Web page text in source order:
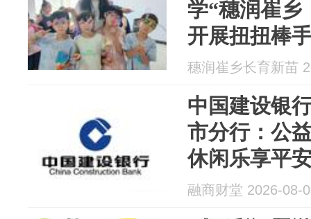
学“穗润崔乡
开展扭扭棒
穗润崔乡长育新苗
中国建设银
市分行：公
休闲乐享平
融商财堂 2026-08-